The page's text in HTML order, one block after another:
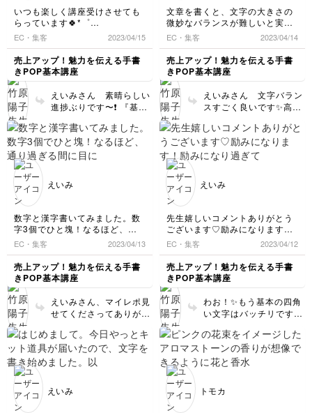
広場なら停められる。停
めてるうちに 車体サイ
ズがわかってきて線のあ
るところにバッチリ駐車
できるようになる そん
な感覚です。 まずは楽
の扱いや線の太さの感覚
に慣れて行ってください
とつの文字だけ見ない』
です。その一文字がカッ
コよく書けてるかより
合っているか、 例えば
オムライスの『ラ』と
も『イ』が小さくなって
しまいます。（私もイが
嫌いです😅）なので一文
字に集中せず前の文字の
ボリューム感，次に書く
空白部分をよく見ること
で、バランスを取るとい
うコツが掴めると思いま
す❗️（完璧は目指さず修
正もありです 以下
↓↓） ●画像の赤丸部分
をご覧ください。 描き
終わりに手首をキュッと
左に回すと終点の線が90
かったら ネジを巻くよ
が 『余白』と、『ペン
の細太』が使い分けられ
ていてバッチリ読みやす
りあえず置いといて も
し疑問や質問ありました
ら『添削希望』など一言
添えてどんどんご質問く
ださいね！気軽に問答が
できるところがミルーム
のお得なところですので
お気軽にお声掛けくださ
いね。
が見えにくいですよね！
たぶんえいみさんは た
っぷりインクを出してし
っかり試し書きしながら
正しく描いていたのだと
推測致します。私もいま
だに真っ黒になりますよ
😂そうして調整したり試
行錯誤したりしているう
ちにマーカー使いに慣れ
ていきますので楽しみな
がら気長に頑張ってくだ
さい☺️（形は 太くても
大きくても基本の四角を
バッチリです👍）
いつも楽しく講座受けさせても
らっています🍀*゜
今回四角マス無しで、初めて書
いて意外にもちゃんと文章納め
られて、基礎練すっげえΣ(ﾟωﾟ
ﾉ)ﾉと！！
先生のカリキュラムに乗っとっ
た講座に、感謝です。もちょっ
とかわいく見やすい字が書ける
よう引き続き頑張ります🔥❤️‍🔥
EC・集客 2023/04/15
売上アップ！魅力を伝える手書
きPOP基本講座
えいみさん 素晴らしい
進捗ぶりです〜❗️ 『基礎
と実感していただけて
（講座内容が基本重視で
地味なだけに）本当に嬉
入れられるようになれ
上がって見えて、おのず
と可愛く見やすいポップ
になります。 （文字一
つ一つの可愛い形も大事
ではありますが）文章を
固まりにして見せられる
ようになるとポップのグ
レードがぐんと上がりま
す☺️ もうバッチリです
ね❗️ 文字と文字が触れ合
うくらいくっついていて
しかも重ならず 大きさ
も均等ですごく読みやす
いです✨講座内容のポイ
て大変嬉しいです。頑張
文章を書くと、文字の大きさの
微妙なバランスが難しいと実感
します。高さや幅をそろえたり
意識しないとですね！
次からいよいよ四角マスなしに
なるから、余計難しくなりそう
ですね…ふぁいとぉお🎶
EC・集客 2023/04/14
売上アップ！魅力を伝える手書
きPOP基本講座
えいみさん 文字バラン
スすごく良いです✨高さ
らっしゃるのがよくわか
ります☺️ これだけ（ポ
スカがなくなるくら
しでも、文字の縦横の線
ると思いますよ！『お
お！基礎練の成果が出た
❗️』と実感いただけると
思います。ふぁいとぉお
✨☺️
えいみ
数字と漢字書いてみました。数
字3個でひと塊！なるほど、通
り過ぎる間に目に入り読める状
態を作る等、とても勉強になり
ます！見やすい文字書けるよう
になるぞおお✨
EC・集客 2023/04/13
売上アップ！魅力を伝える手書
きPOP基本講座
えいみさん、マイレポ見
せてくださってありがと
ッチリです✨ そうなんで
す〜❗️四角にきっちり揃
えて書く初歩訓練の意図
ると 見出し文字や文章
えいみ
先生嬉しいコメントありがとう
ございます♡励みになります！
励みになり過ぎて🤣いっぱい書
き過ぎでポスカ中の黒インクが
切れてしまい、仕方ないので家
にある油性マッキーペンでひら
がな書いちゃいました！笑
ひらがなは、さすがにカタカナ
より更に難易度が上がって難し
いですが、引き続き頑張ります
(ง •̀_•́)ง
EC・集客 2023/04/12
売上アップ！魅力を伝える手書
きPOP基本講座
わお！✨もう基本の四角
い文字はバッチリですね
で、白い紙にバンバン書
いちゃってください✨ レ
ッスン6の「商品の説
かしながら文字を書いて
えいみ トモカ